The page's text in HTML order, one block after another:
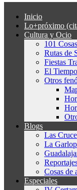
Inicio
Lo+próximo
Cultura y Ocio
101
Rutas de
Fiestas
El
Otros
Blogs
Las
La
Cosas de
Especiales